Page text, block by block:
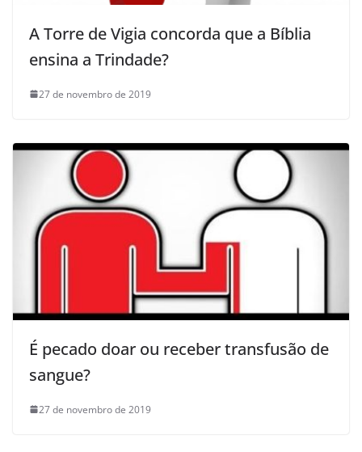
A Torre de Vigia concorda que a Bíblia
ensina a Trindade?
27 de novembro de 2019
É pecado doar ou receber transfusão de
sangue?
27 de novembro de 2019